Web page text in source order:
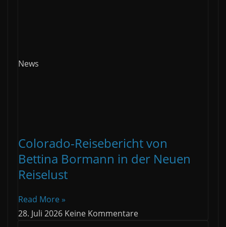
News
Colorado-Reisebericht von
Bettina Bormann in der Neuen
Reiselust
Read More »
28. Juli 2026 Keine Kommentare